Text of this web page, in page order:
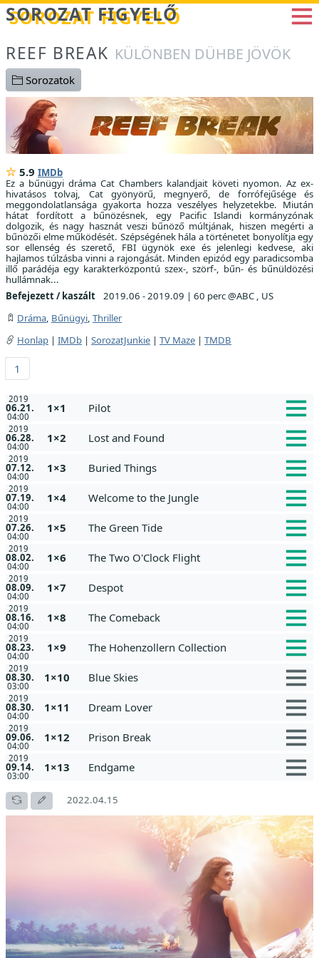
Betöltés...
SOROZAT FIGYELŐ
REEF BREAK KÜLÖNBEN DÜHBE JÖVÖK
Sorozatok
5.9 IMDb
Ez a bűnügyi dráma Cat Chambers kalandjait követi nyomon. Az ex-
hivatásos tolvaj, Cat gyönyörű, megnyerő, de forrófejűsége és
meggondolatlansága gyakorta hozza veszélyes helyzetekbe. Miután
hátat fordított a bűnözésnek, egy Pacific Islandi kormányzónak
dolgozik, és nagy hasznát veszi bűnöző múltjának, hiszen megérti a
bűnözői elme működését. Szépségének hála a történetet bonyolítja egy
sor ellenség és szerető, FBI ügynök exe és jelenlegi kedvese, aki
hajlamos túlzásba vinni a rajongását. Minden epizód egy paradicsomba
illő parádéja egy karakterközpontú szex-, szörf-, bűn- és bűnüldözési
hullámnak...
Befejezett / kaszált
2019.06 - 2019.09 | 60 perc @ABC , US
Dráma, Bűnügyi, Thriller
Honlap | IMDb | SorozatJunkie | TV Maze | TMDB
1
2019
06.21.
04:00
1×1 Pilot
2019
06.28.
04:00
1×2 Lost and Found
2019
07.12.
04:00
1×3 Buried Things
2019
07.19.
04:00
1×4 Welcome to the Jungle
2019
07.26.
04:00
1×5 The Green Tide
2019
08.02.
04:00
1×6 The Two O'Clock Flight
2019
08.09.
04:00
1×7 Despot
2019
08.16.
04:00
1×8 The Comeback
2019
08.23.
04:00
1×9 The Hohenzollern Collection
2019
08.30.
03:00
1×10 Blue Skies
2019
08.30.
04:00
1×11 Dream Lover
2019
09.06.
04:00
1×12 Prison Break
2019
09.14.
03:00
1×13 Endgame
2022.04.15